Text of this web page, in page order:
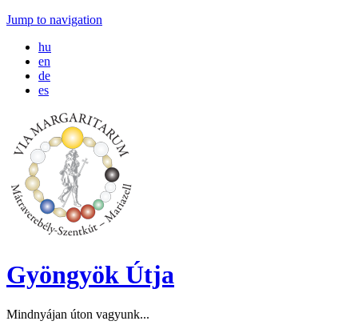
Jump to navigation
hu
en
de
es
Gyöngyök Útja
Mindnyájan úton vagyunk...